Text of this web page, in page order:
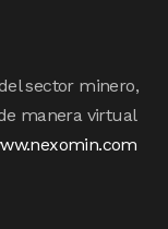
sector minero,
manera virtual